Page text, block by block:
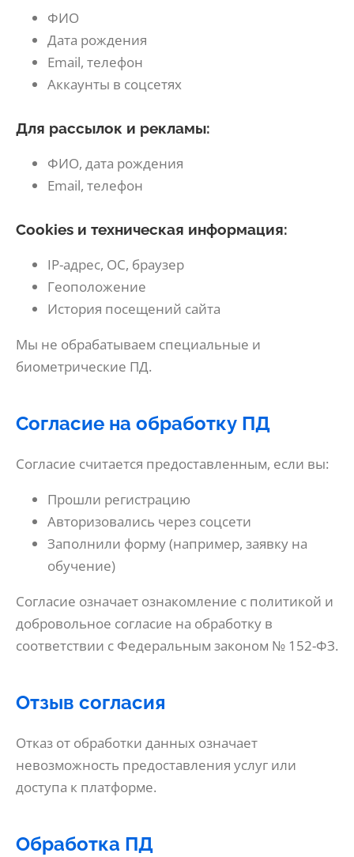
ФИО
Дата рождения
Email, телефон
Аккаунты в соцсетях
Для рассылок и рекламы:
ФИО, дата рождения
Email, телефон
Cookies и техническая информация:
IP-адрес, ОС, браузер
Геоположение
История посещений сайта
Мы не обрабатываем специальные и
биометрические ПД.
Согласие на обработку ПД
Согласие считается предоставленным, если вы:
Прошли регистрацию
Авторизовались через соцсети
Заполнили форму (например, заявку на
обучение)
Согласие означает ознакомление с политикой и
добровольное согласие на обработку в
соответствии с Федеральным законом № 152-ФЗ.
Отзыв согласия
Отказ от обработки данных означает
невозможность предоставления услуг или
доступа к платформе.
Обработка ПД